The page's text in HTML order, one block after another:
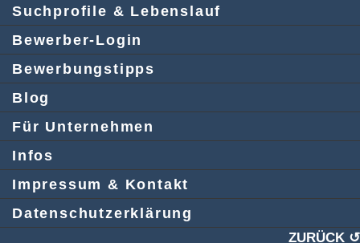
Suchprofile & Lebenslauf
Bewerber-Login
Bewerbungstipps
Blog
Für Unternehmen
Infos
Impressum & Kontakt
Datenschutzerklärung
ZURÜCK ↺